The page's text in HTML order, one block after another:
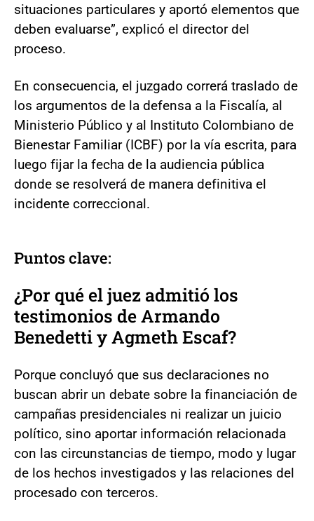
situaciones particulares y aportó elementos que
deben evaluarse”, explicó el director del
proceso.
En consecuencia, el juzgado correrá traslado de
los argumentos de la defensa a la Fiscalía, al
Ministerio Público y al Instituto Colombiano de
Bienestar Familiar (ICBF) por la vía escrita, para
luego fijar la fecha de la audiencia pública
donde se resolverá de manera definitiva el
incidente correccional.
Puntos clave:
¿Por qué el juez admitió los
testimonios de Armando
Benedetti y Agmeth Escaf?
Porque concluyó que sus declaraciones no
buscan abrir un debate sobre la financiación de
campañas presidenciales ni realizar un juicio
político, sino aportar información relacionada
con las circunstancias de tiempo, modo y lugar
de los hechos investigados y las relaciones del
procesado con terceros.